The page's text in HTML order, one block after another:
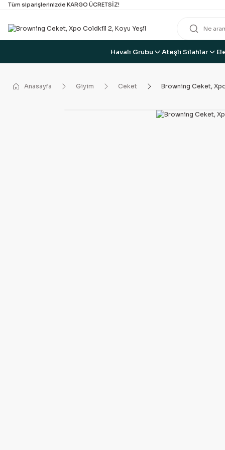
Tüm siparişlerinizde KARGO ÜCRETSİZ!
Havalı Grubu Ateşli Silahlar
Anasayfa Giyim Ceket Browning Ceket,